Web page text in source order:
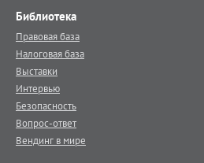
Библиотека
Правовая база
Налоговая база
Выставки
Интервью
Безопасность
Вопрос-ответ
Вендинг в мире